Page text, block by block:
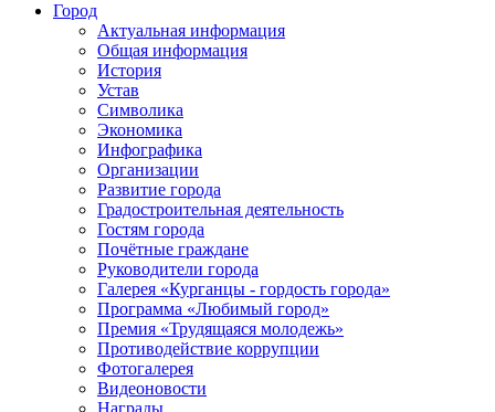
Город
Актуальная информация
Общая информация
История
Устав
Символика
Экономика
Инфографика
Организации
Развитие города
Градостроительная деятельность
Гостям города
Почётные граждане
Руководители города
Галерея «Курганцы - гордость города»
Программа «Любимый город»
Премия «Трудящаяся молодежь»
Противодействие коррупции
Фотогалерея
Видеоновости
Награды